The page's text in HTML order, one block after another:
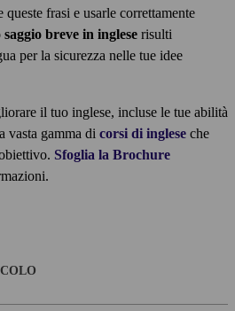
frasi e usarle correttamente
saggio breve in inglese risulti
per la sicurezza nelle tue idee
il tuo inglese, incluse le tue abilità
vasta gamma di corsi di inglese che
Sfoglia la Brochure